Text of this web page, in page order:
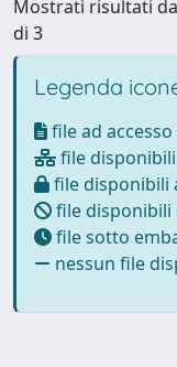
Mostrati risultati
di 3
Legenda
file ad
file
file disponibili
file
file sotto
nessun file